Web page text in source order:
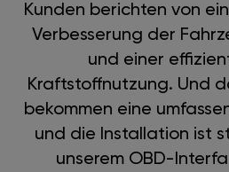
Kunden berichten von
Verbesserung der
und einer
Kraftstoffnutzung. Und
bekommen eine
und die Installation ist
unserem OBD-